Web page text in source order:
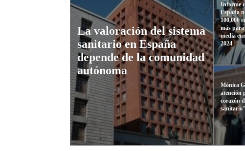
La valoración del sistema
sanitario en España
depende de la comunidad
autónoma
Informe
España
100,000
más
media
2024
Mónica
atención
corazón
sanitario"